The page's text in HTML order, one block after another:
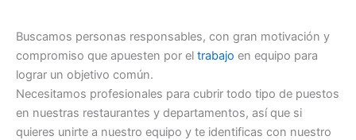
Buscamos personas responsables, con gran motivación y
compromiso que apuesten por el trabajo en equipo para
lograr un objetivo común.
Necesitamos profesionales para cubrir todo tipo de puestos
en nuestras restaurantes y departamentos, así que si
quieres unirte a nuestro equipo y te identificas con nuestro